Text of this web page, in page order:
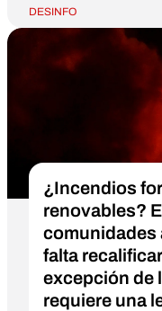
DESINFO
¿Incendios
renovables?
comunidades
falta
excepción de
requiere una